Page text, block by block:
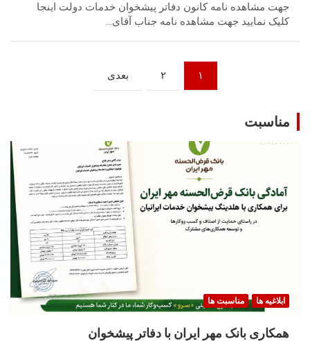
جهت مشاهده نامه کانون دفاتر پیشخوان خدمات دولت اینجا
کلیک نمایید جهت مشاهده نامه جناب آقای…
۱ ۲ بعدی
مناسبت
ابلاغیه ها مناسبت ها
همکاری بانک مهر ایران با دفاتر پیشخوان